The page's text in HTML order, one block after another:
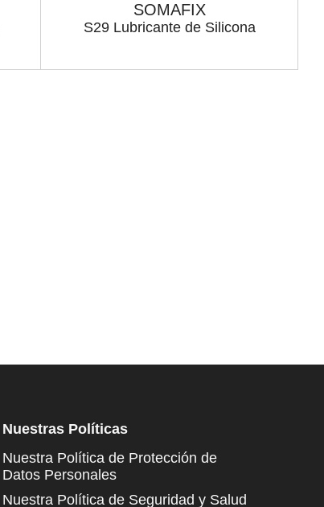
SOMAFIX
S29 Lubricante de Silicona
Nuestras Políticas
Nuestra Política de Protección de
Datos Personales
Nuestra Política de Seguridad y Salud